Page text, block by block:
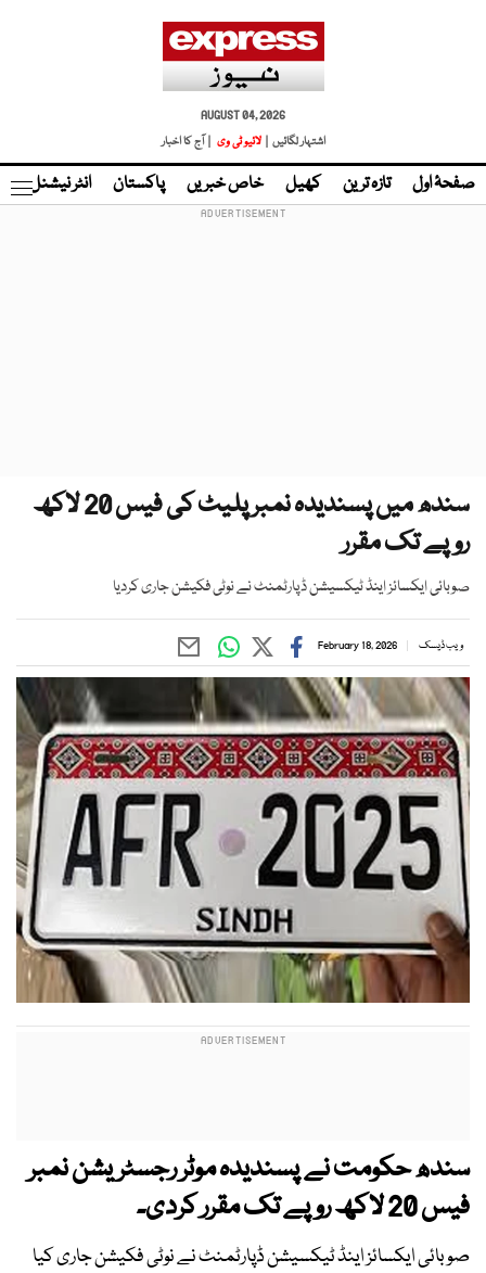
AUGUST 04, 2026
اشتہار لگائیں |
لائیو ٹی وی | آج کا اخبار
صفحۂ اول تازہ ترین کھیل خاص خبریں پاکستان انٹر نیشنل
سندھ میں پسندیدہ نمبر پلیٹ کی فیس 20 لاکھ
روپے تک مقرر
صوبائی ایکسائز اینڈ ٹیکسیشن ڈپارٹمنٹ نے نوٹی فکیشن جاری کردیا
ویب ڈیسک February 18, 2026
سندھ حکومت نے پسندیدہ موٹر رجسٹریشن نمبر
فیس 20 لاکھ روپے تک مقرر کردی۔
صوبائی ایکسائز اینڈ ٹیکسیشن ڈپارٹمنٹ نے نوٹی فکیشن جاری کیا